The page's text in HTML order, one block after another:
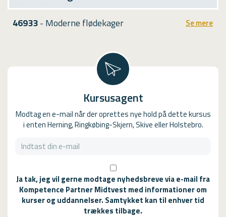
46933- Moderne flødekager Se mere
Kursusagent
Modtag en e-mail når der oprettes nye hold på dette kursus
i enten Herning, Ringkøbing-Skjern, Skive eller Holstebro.
Ja tak, jeg vil gerne modtage nyhedsbreve via e-mail fra
Kompetence Partner Midtvest med informationer om
kurser og uddannelser. Samtykket kan til enhver tid
trækkes tilbage.